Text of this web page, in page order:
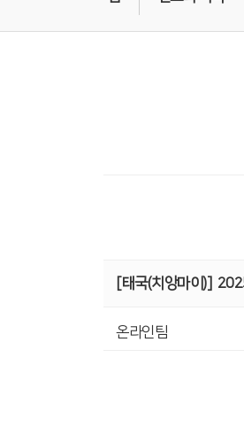
[태국(치앙마이)]
온라인팀